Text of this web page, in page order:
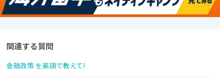
関連する質問
金融政策 を英語で教えて!